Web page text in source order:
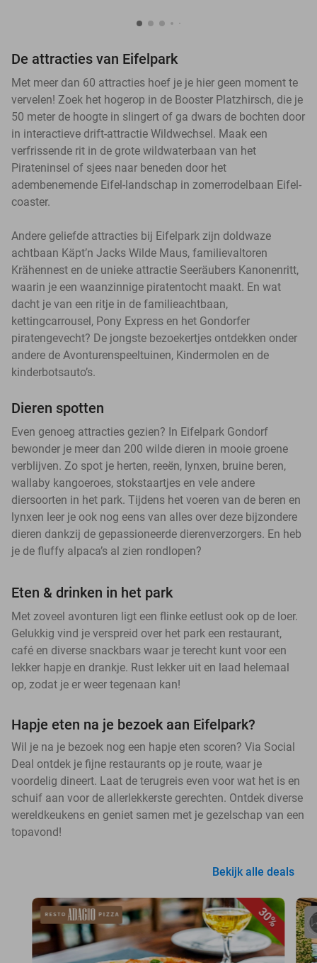
De attracties van Eifelpark
Met meer dan 60 attracties hoef je je hier geen moment te
vervelen! Zoek het hogerop in de Booster Platzhirsch, die je
50 meter de hoogte in slingert of ga dwars de bochten door
in interactieve drift-attractie Wildwechsel. Maak een
verfrissende rit in de grote wildwaterbaan van het
Pirateninsel of sjees naar beneden door het
adembenemende Eifel-landschap in zomerrodelbaan Eifel-
coaster.
Andere geliefde attracties bij Eifelpark zijn doldwaze
achtbaan Käpt’n Jacks Wilde Maus, familievaltoren
Krähennest en de unieke attractie Seeräubers Kanonenritt,
waarin je een waanzinnige piratentocht maakt. En wat
dacht je van een ritje in de familieachtbaan,
kettingcarrousel, Pony Express en het Gondorfer
piratengevecht? De jongste bezoekertjes ontdekken onder
andere de Avonturenspeeltuinen, Kindermolen en de
kinderbotsauto’s.
Dieren spotten
Even genoeg attracties gezien? In Eifelpark Gondorf
bewonder je meer dan 200 wilde dieren in mooie groene
verblijven. Zo spot je herten, reeën, lynxen, bruine beren,
wallaby kangoeroes, stokstaartjes en vele andere
diersoorten in het park. Tijdens het voeren van de beren en
lynxen leer je ook nog eens van alles over deze bijzondere
dieren dankzij de gepassioneerde dierenverzorgers. En heb
je de fluffy alpaca’s al zien rondlopen?
Eten & drinken in het park
Met zoveel avonturen ligt een flinke eetlust ook op de loer.
Gelukkig vind je verspreid over het park een restaurant,
café en diverse snackbars waar je terecht kunt voor een
lekker hapje en drankje. Rust lekker uit en laad helemaal
op, zodat je er weer tegenaan kan!
Hapje eten na je bezoek aan Eifelpark?
Wil je na je bezoek nog een hapje eten scoren? Via Social
Deal ontdek je fijne restaurants op je route, waar je
voordelig dineert. Laat de terugreis even voor wat het is en
schuif aan voor de allerlekkerste gerechten. Ontdek diverse
wereldkeukens en geniet samen met je gezelschap van een
topavond!
Bekijk alle deals
30%